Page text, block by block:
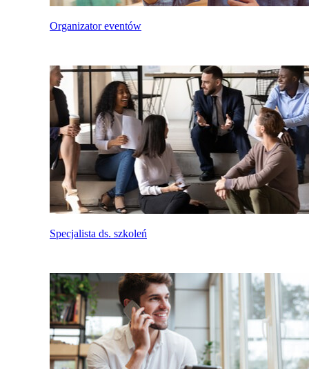
Organizator eventów
Specjalista ds. szkoleń